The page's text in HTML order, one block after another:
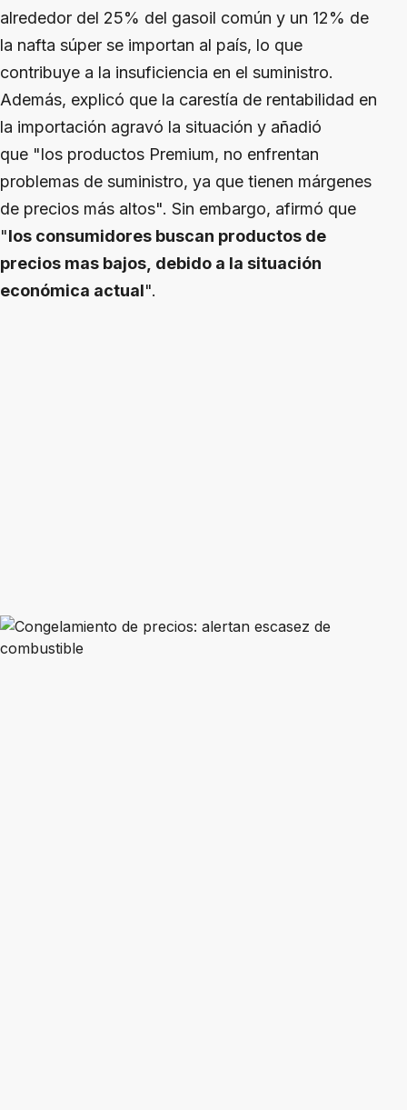
alrededor del 25% del gasoil común y un 12% de
la nafta súper se importan al país, lo que
contribuye a la insuficiencia en el suministro.
Además, explicó que la carestía de rentabilidad en
la importación agravó la situación y añadió
que "los productos Premium, no enfrentan
problemas de suministro, ya que tienen márgenes
de precios más altos". Sin embargo, afirmó que
"los consumidores buscan productos de
precios mas bajos, debido a la situación
económica actual".